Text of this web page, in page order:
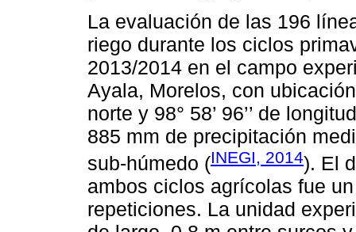
La evaluación de las 196
riego durante los ciclos
2013/2014 en el campo
Ayala, Morelos, con ubicación
norte y 98° 58’ 96’’ de
885 mm de precipitación
sub-húmedo (INEGI, 2014). El
ambos ciclos agrícolas fue
repeticiones. La unidad